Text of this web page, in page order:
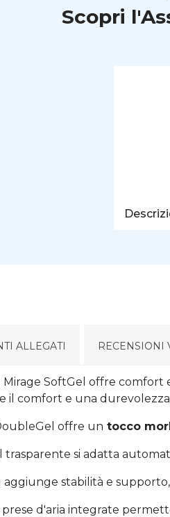
Scopri
ALLEGATI RECENSIONI
Mirage SoftGel offre
il comfort e una durevolezza
offre un tocco
trasparente si adatta
aggiunge stabilità e
prese d'aria integrate